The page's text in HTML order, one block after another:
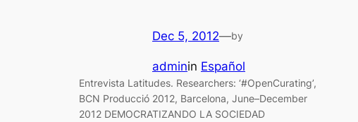
Dec 5, 2012—by
adminin Español
Entrevista Latitudes. Researchers: ‘#OpenCurating’,
BCN Producció 2012, Barcelona, June–December
2012 DEMOCRATIZANDO LA SOCIEDAD